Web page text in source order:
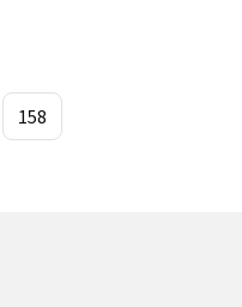
158